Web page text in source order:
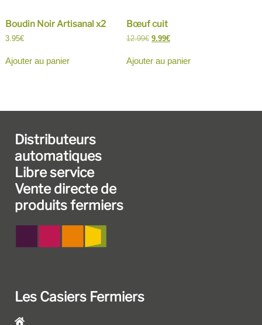
Boudin Noir Artisanal x2
3.95€
Ajouter au panier
Bœuf cuit
12.99€ Le
était :
9.99€Le
actuel
est :
Ajouter au panier
Distributeurs
automatiques
Libre service
Vente directe de
produits fermiers
Les Casiers Fermiers